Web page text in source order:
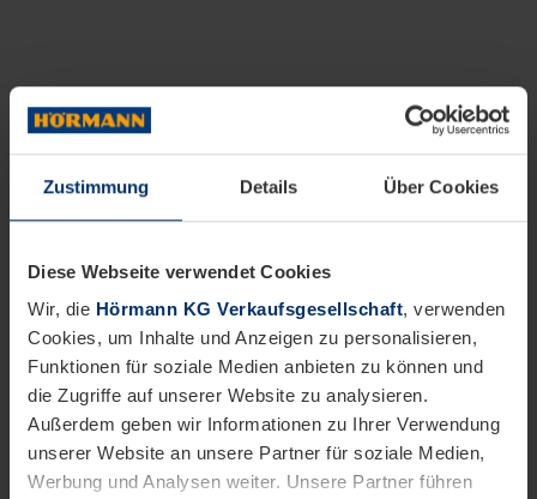
Zustimmung Details Über Cookies
Diese Webseite verwendet Cookies
Wir, die Hörmann KG Verkaufsgesellschaft, verwenden
Cookies, um Inhalte und Anzeigen zu personalisieren,
Funktionen für soziale Medien anbieten zu können und
die Zugriffe auf unserer Website zu analysieren.
Außerdem geben wir Informationen zu Ihrer Verwendung
unserer Website an unsere Partner für soziale Medien,
Werbung und Analysen weiter. Unsere Partner führen